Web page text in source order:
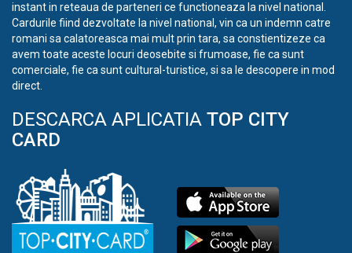
instant in reteaua de parteneri ce functioneaza la nivel national.
Cardurile fiind dezvoltate la nivel national, vin ca un indemn catre
romani sa calatoreasca mai mult prin tara, sa constientizeze ca
avem toate aceste locuri deosebite si frumoase, fie ca sunt
comerciale, fie ca sunt cultural-turistice, si sa le descopere in mod
direct.
DESCARCA APLICATIA TOP CITY
CARD